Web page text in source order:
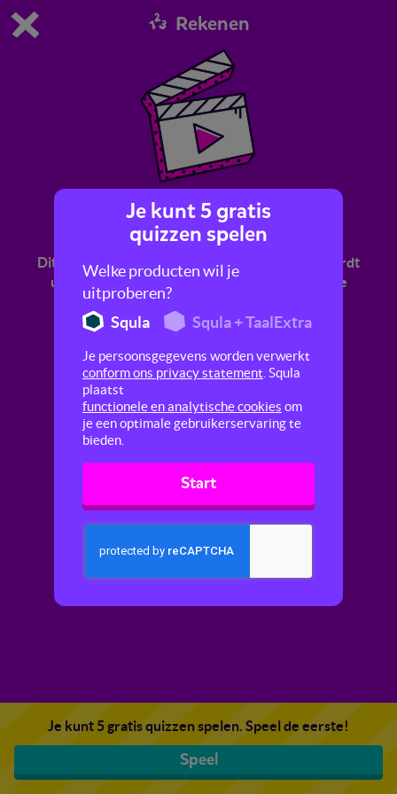
Dit is de gratis demo van Squla.
Bestel nu
0
Rekenen
Inhoudsmaten en maataanduidingen
Dit filmpje gaat over inhoud en gewicht en er wordt
uitgelegd hoe je inhoudsmaten naar een andere
eenheid kan omrekenen.
Je kunt 5 gratis quizzen spelen. Speel de eerste!
Speel
Je kunt 5 gratis
quizzen spelen
Welke producten wil je
uitproberen?
Squla
Squla + TaalExtra
Je persoonsgegevens worden verwerkt
conform ons privacy statement . Squla
plaatst
functionele en analytische cookies om
je een optimale gebruikerservaring te
bieden.
Start